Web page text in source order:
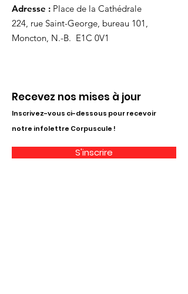
Adresse : Place de la Cathédrale
224, rue Saint-George, bureau 101,
Moncton, N.-B. E1C 0V1
Recevez nos mises à jour
Inscrivez-vous ci-dessous pour recevoir
notre infolettre Corpuscule !
S'inscrire